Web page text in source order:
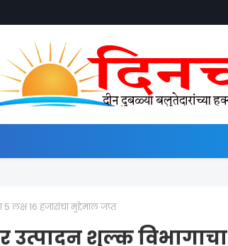
लक्ष 16 हजारांचा मुद्देमाल जप्त
उत्पादन शुल्क विभागाचा